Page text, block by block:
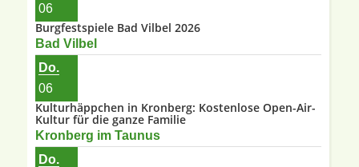
06
Burgfestspiele Bad Vilbel 2026
Bad Vilbel
Do.
06
Kulturhäppchen in Kronberg: Kostenlose Open-Air-
Kultur für die ganze Familie
Kronberg im Taunus
Do.